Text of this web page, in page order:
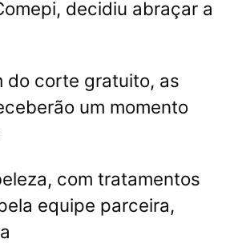
decidiu abraçar a
do corte gratuito, as
um momento
com tratamentos
equipe parceira,